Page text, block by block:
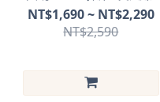
萊賽爾
NT$1,690 ~ NT$2,290
NT$2,590